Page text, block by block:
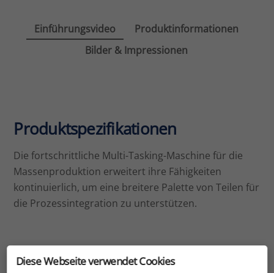
Einführungsvideo
Produktinformationen
Bilder & Impressionen
Produktspezifikationen
Die fortschrittliche Multi-Tasking-Maschine für die
Massenproduktion erweitert ihre Fähigkeiten
kontinuierlich, um eine breitere Palette von Teilen für
die Prozessintegration zu unterstützen.
S300Xd1 S500Xd1 S700Xd1
Diese Webseite verwendet Cookies